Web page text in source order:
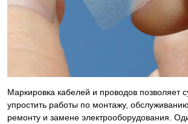
Маркировка кабелей и проводов позволяет
упростить работы по монтажу,
ремонту и замене электрооборудования.